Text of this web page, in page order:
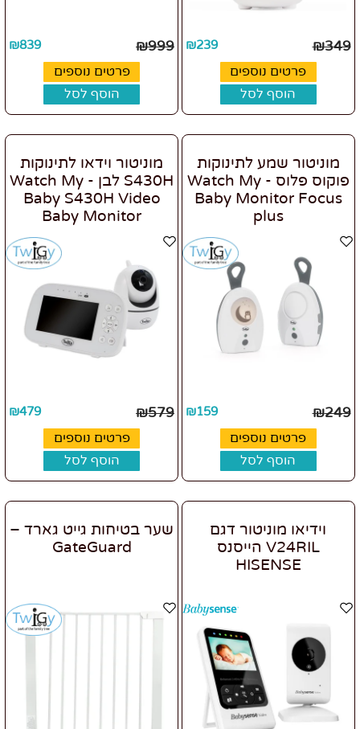
₪349
₪239
פרטים נוספים
הוסף לסל
₪999
₪839
פרטים נוספים
הוסף לסל
מוניטור שמע לתינוקות
פוקוס פלוס - Watch My
Baby Monitor Focus
plus
₪249
₪159
פרטים נוספים
הוסף לסל
מוניטור וידאו לתינוקות
S430H לבן - Watch My
Baby S430H Video
Baby Monitor
₪579
₪479
פרטים נוספים
הוסף לסל
וידיאו מוניטור דגם
V24RIL הייסנס
HISENSE
שער בטיחות גייט גארד –
GateGuard